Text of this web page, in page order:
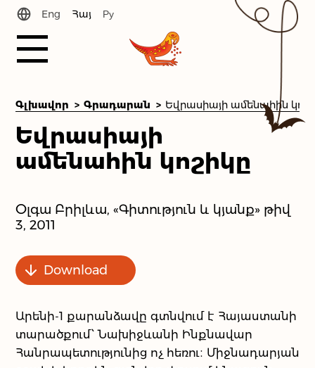
Eng Հայ Ру
Պատմություն
Նորություններ
Գրադարան
Մեր թիմը
Մեր գործընկերները
Մեր մասին
Գլխավոր Գրադարան
Եվրասիայի
ամենահին կոշիկը
Օլգա Բրիլևա, «Գիտություն և կյանք» թիվ
3, 2011
Download
Արենի-1 քարանձավը գտնվում է Հայաստանի
տարածքում՝ Նախիջևանի Ինքնավար
Հանրապետությունից ոչ հեռու։ Միջնադարյան